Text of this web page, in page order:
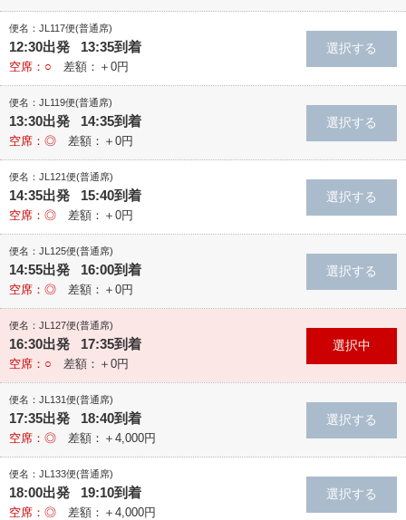
便名：JL117便(普通席)
12:30出発 13:35到着
空席：○ 差額：＋0円
便名：JL119便(普通席)
13:30出発 14:35到着
空席：◎ 差額：＋0円
便名：JL121便(普通席)
14:35出発 15:40到着
空席：◎ 差額：＋0円
便名：JL125便(普通席)
14:55出発 16:00到着
空席：◎ 差額：＋0円
便名：JL127便(普通席)
16:30出発 17:35到着
空席：○ 差額：＋0円
便名：JL131便(普通席)
17:35出発 18:40到着
空席：◎ 差額：＋4,000円
便名：JL133便(普通席)
18:00出発 19:10到着
空席：◎ 差額：＋4,000円